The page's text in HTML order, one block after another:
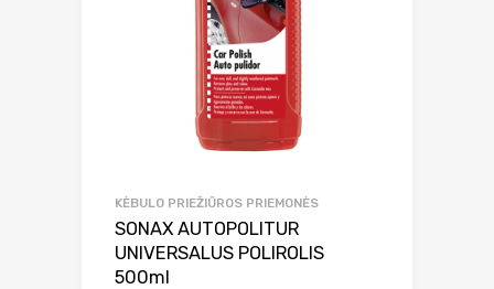
KĖBULO PRIEŽIŪROS PRIEMONĖS
SONAX AUTOPOLITUR
UNIVERSALUS POLIROLIS
500ml